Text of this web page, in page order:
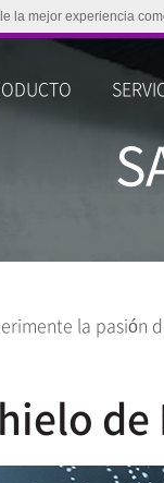
la mejor experiencia
la pasión